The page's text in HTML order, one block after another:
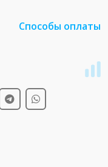
Способы оплаты